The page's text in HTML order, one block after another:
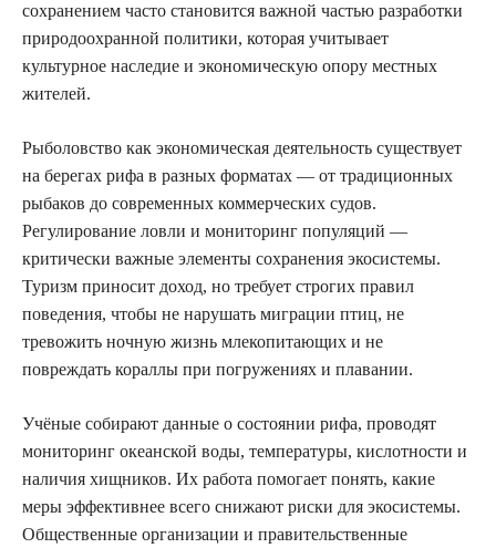
сохранением часто становится важной частью разработки
природоохранной политики, которая учитывает
культурное наследие и экономическую опору местных
жителей.
Рыболовство как экономическая деятельность существует
на берегах рифа в разных форматах — от традиционных
рыбаков до современных коммерческих судов.
Регулирование ловли и мониторинг популяций —
критически важные элементы сохранения экосистемы.
Туризм приносит доход, но требует строгих правил
поведения, чтобы не нарушать миграции птиц, не
тревожить ночную жизнь млекопитающих и не
повреждать кораллы при погружениях и плавании.
Учёные собирают данные о состоянии рифа, проводят
мониторинг океанской воды, температуры, кислотности и
наличия хищников. Их работа помогает понять, какие
меры эффективнее всего снижают риски для экосистемы.
Общественные организации и правительственные